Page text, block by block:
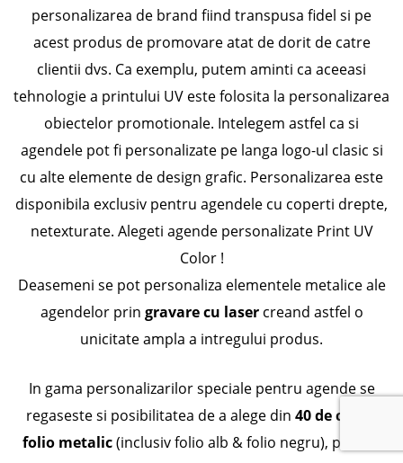
personalizarea de brand fiind transpusa fidel si pe
acest produs de promovare atat de dorit de catre
clientii dvs. Ca exemplu, putem aminti ca aceeasi
tehnologie a printului UV este folosita la personalizarea
obiectelor promotionale. Intelegem astfel ca si
agendele pot fi personalizate pe langa logo-ul clasic si
cu alte elemente de design grafic. Personalizarea este
disponibila exclusiv pentru agendele cu coperti drepte,
netexturate. Alegeti agende personalizate Print UV
Color !
Deasemeni se pot personaliza elementele metalice ale
agendelor prin gravare cu lasercreand astfel o
unicitate ampla a intregului produs.
In gama personalizarilor speciale pentru agende se
regaseste si posibilitatea de a alege din 40 de culori
folio metalic(inclusiv folio alb & folio negru), putand